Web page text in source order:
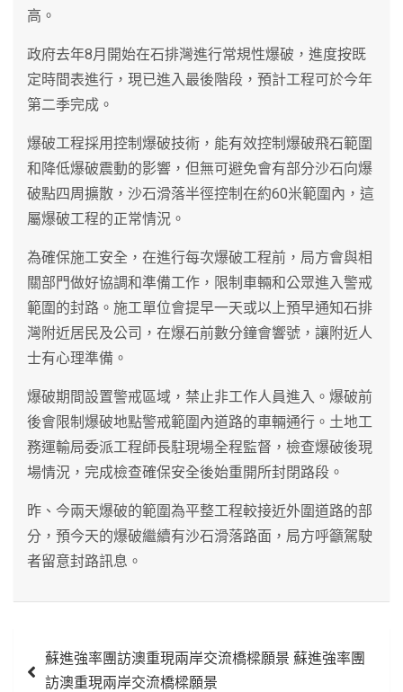
高。
政府去年8月開始在石排灣進行常規性爆破，進度按既
定時間表進行，現已進入最後階段，預計工程可於今年
第二季完成。
爆破工程採用控制爆破技術，能有效控制爆破飛石範圍
和降低爆破震動的影響，但無可避免會有部分沙石向爆
破點四周擴散，沙石滑落半徑控制在約60米範圍內，這
屬爆破工程的正常情況。
為確保施工安全，在進行每次爆破工程前，局方會與相
關部門做好協調和準備工作，限制車輛和公眾進入警戒
範圍的封路。施工單位會提早一天或以上預早通知石排
灣附近居民及公司，在爆石前數分鐘會響號，讓附近人
士有心理準備。
爆破期間設置警戒區域，禁止非工作人員進入。爆破前
後會限制爆破地點警戒範圍內道路的車輛通行。土地工
務運輸局委派工程師長駐現場全程監督，檢查爆破後現
場情況，完成檢查確保安全後始重開所封閉路段。
昨、今兩天爆破的範圍為平整工程較接近外圍道路的部
分，預今天的爆破繼續有沙石滑落路面，局方呼籲駕駛
者留意封路訊息。
章 蘇進強率團訪澳重現兩岸交流橋樑願景 蘇進強率團
訪澳重現兩岸交流橋樑願景